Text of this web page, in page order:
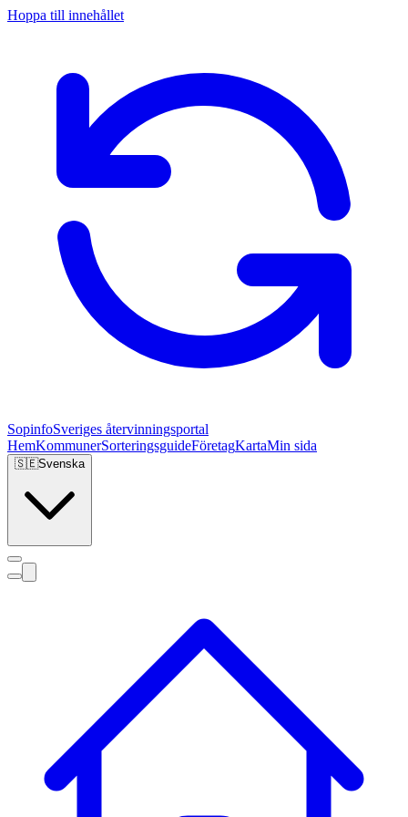
Hoppa till innehållet
SopinfoSveriges återvinningsportal
HemKommunerSorteringsguideFöretagKartaMin sida
🇸🇪Svenska